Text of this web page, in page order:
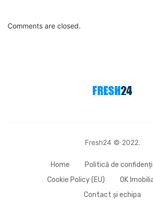
Comments are closed.
Fresh24 © 2022.
Home
Politică de
Cookie Policy (EU)
OK
Contact și echipa